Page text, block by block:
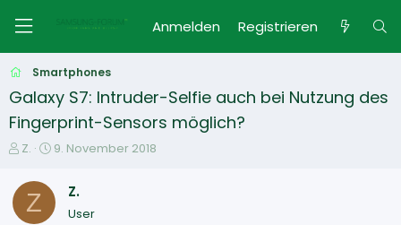
Anmelden Registrieren
Smartphones
Galaxy S7: Intruder-Selfie auch bei Nutzung des
Fingerprint-Sensors möglich?
E
s
e
Z.
E
t
9. November 2018
Z Z.
User